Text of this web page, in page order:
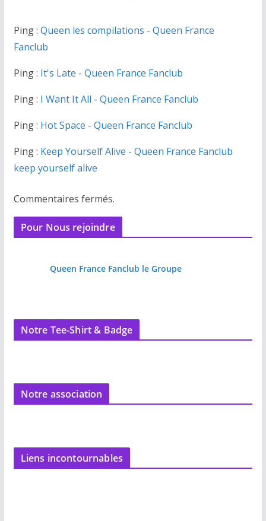
Ping : Queen les compilations - Queen France
Fanclub
Ping : It's Late - Queen France Fanclub
Ping : I Want It All - Queen France Fanclub
Ping : Hot Space - Queen France Fanclub
Ping : Keep Yourself Alive - Queen France Fanclub
keep yourself alive
Commentaires fermés.
Pour Nous rejoindre
Queen France Fanclub le Groupe
Notre Tee-Shirt & Badge
Notre association
Liens incontournables